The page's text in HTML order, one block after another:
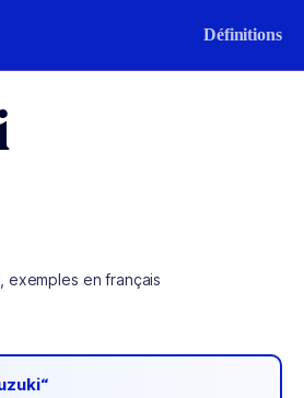
Définitions
exemples en français